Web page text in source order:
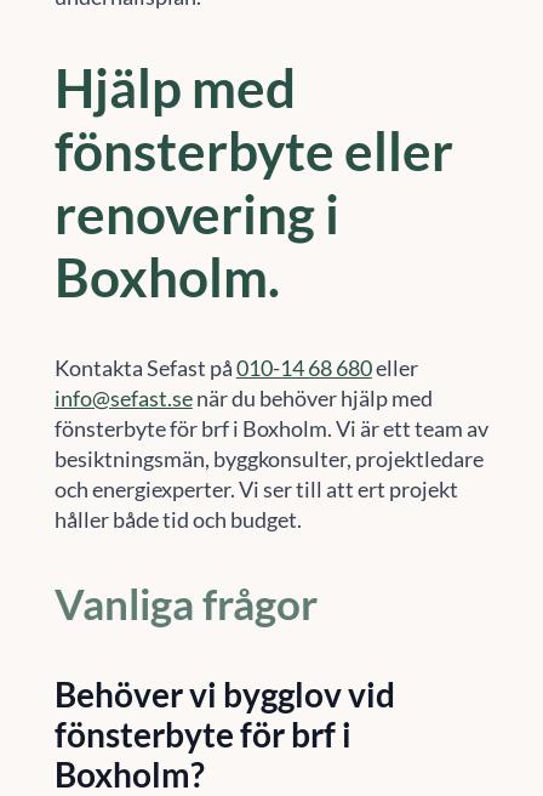
Hjälp med
fönsterbyte eller
renovering i
Boxholm.
Kontakta Sefast på010-14 68 680eller
info@sefast.senär du behöver hjälp med
fönsterbyte för brf i Boxholm. Vi är ett team av
besiktningsmän, byggkonsulter, projektledare
och energiexperter. Vi ser till att ert projekt
håller både tid och budget.
Vanliga frågor
Behöver vi bygglov vid
fönsterbyte för brf i
Boxholm?